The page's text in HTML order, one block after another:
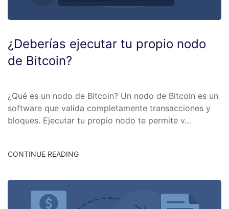
¿Deberías ejecutar tu propio nodo
de Bitcoin?
¿Qué es un nodo de Bitcoin? Un nodo de Bitcoin es un
software que valida completamente transacciones y
bloques. Ejecutar tu propio nodo te permite v…
CONTINUE READING